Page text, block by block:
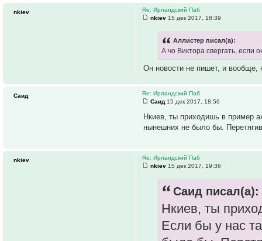
Re: Ирландский Паб
nkiev 15 дек 2017, 18:39
Аллистер писал(а):
А чо Виктора свергать, если
Он новости не пишет, и вообще,
nkiev
Re: Ирландский Паб
Саид 15 дек 2017, 18:56
Нкиев, ты приходишь в пример
нынешних не было бы.
Саид
Re: Ирландский Паб
nkiev 15 дек 2017, 19:36
Саид писал(а):
Нкиев, ты
Если бы у нас
nkiev